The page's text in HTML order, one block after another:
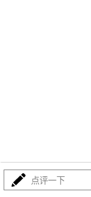
央视：空警
点评一下